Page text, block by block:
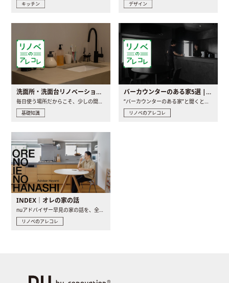
キッチン デザイン
洗面所・洗面台リノベーションの事例と間取りアイデア
基礎知識
バーカウンターのある家5選 | 日常に馴染む“距離の近い”キッチンとは
リノベのアレコレ
INDEX｜オレの家の話
nuアドバイザー早見の家の話を、全4話でお届け。リノベーションを..
リノベのアレコレ